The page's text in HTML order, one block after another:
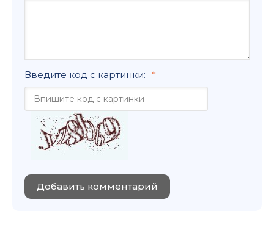
Введите код с картинки:
Добавить комментарий